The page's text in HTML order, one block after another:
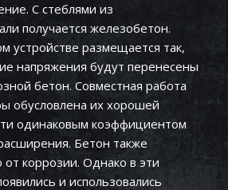
С стеблями из
получается железобетон.
устройстве размещается так,
напряжения будут перенесены
бетон. Совместная работа
обусловлена ​​их хорошей
одинаковым коэффициентом
Бетон также
коррозии. Однако в эти
и использовались